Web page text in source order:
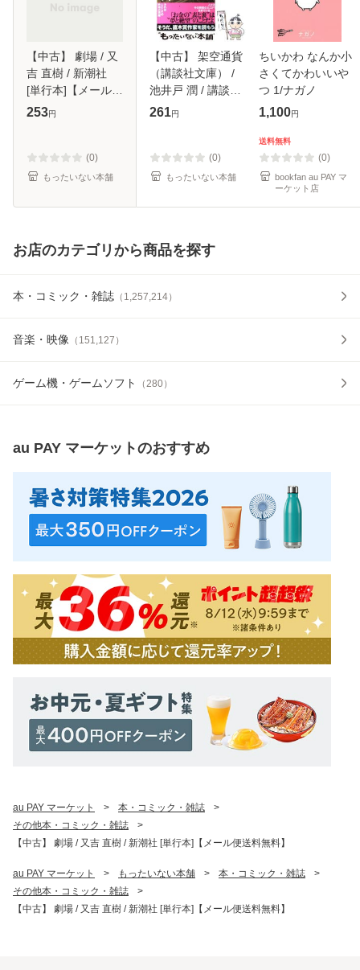
【中古】 劇場 / 又
吉 直樹 / 新潮社
[単行本]【メール便
送料無料】
253円
(0)
もったいない本舗
【中古】 架空通貨
（講談社文庫） /
池井戸 潤 / 講談社
[文庫]【メール便送
261円
(0)
もったいない本舗
ちいかわ なんか小
さくてかわいいや
つ 1/ナガノ
1,100円
送料無料
(0)
bookfan au PAY マ
ーケット店
お店のカテゴリから商品を探す
本・コミック・雑誌 （ 1,257,214）
音楽・映像 （ 151,127 ）
ゲーム機・ゲームソフト （280）
au PAY マーケットのおすすめ
au PAY マーケット > 本・コミック・雑誌
>
その他本・コミック・雑誌
>
【中古】 劇場 / 又吉 直樹 / 新潮社 [単行本]【メール便送料無料】
au PAY マーケット > もったいない本舗 > 本・コミック・雑誌
>
その他本・コミック・雑誌
>
【中古】 劇場 / 又吉 直樹 / 新潮社 [単行本]【メール便送料無料】